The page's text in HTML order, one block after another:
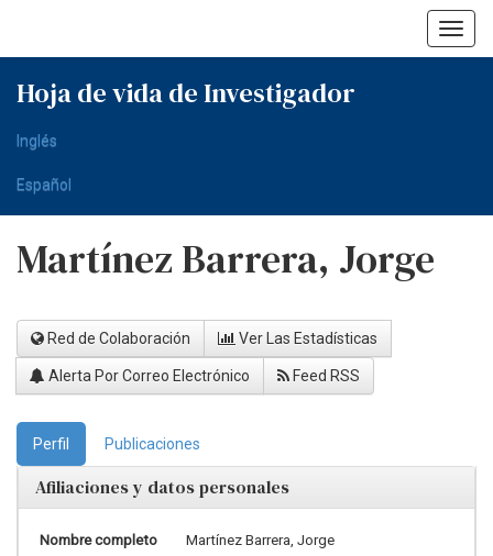
Hoja de vida de Investigador
Inglés
Español
Martínez Barrera, Jorge
Red de Colaboración Ver Las Estadísticas
Alerta Por Correo Electrónico Feed RSS
Perfil Publicaciones
Afiliaciones y datos personales
Nombre completo Martínez Barrera, Jorge